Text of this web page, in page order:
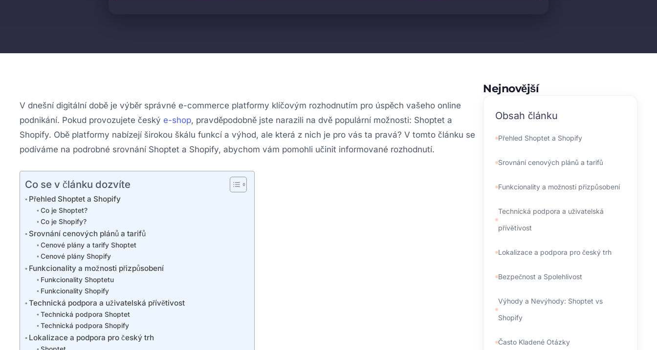
V dnešní digitální době je výběr správné e-commerce platformy klíčovým rozhodnutím pro úspěch vašeho online
podnikání. Pokud provozujete český e-shop, pravděpodobně jste narazili na dvě populární možnosti: Shoptet a
Shopify. Obě platformy nabízejí širokou škálu funkcí a výhod, ale která z nich je pro vás ta pravá? V tomto článku se
podíváme na podrobné srovnání Shoptet a Shopify, abychom vám pomohli učinit informované rozhodnutí.
Co se v článku dozvíte
Přehled Shoptet a Shopify
Co je Shoptet?
Co je Shopify?
Srovnání cenových plánů a tarifů
Cenové plány a tarify Shoptet
Cenové plány Shopify
Funkcionality a možnosti přizpůsobení
Funkcionality Shoptetu
Funkcionality Shopify
Technická podpora a uživatelská přívětivost
Technická podpora Shoptet
Technická podpora Shopify
Lokalizace a podpora pro český trh
Nejnovější
Obsah článku
Přehled Shoptet a Shopify
Srovnání cenových plánů a tarifů
Funkcionality a možnosti přizpůsobení
Technická podpora a uživatelská
přívětivost
Lokalizace a podpora pro český trh
Bezpečnost a Spolehlivost
Výhody a Nevýhody: Shoptet vs
Shopify
Často Kladené Otázky